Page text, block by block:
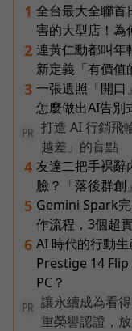
1 全台最大全聯首
害的大型店！為
2 連黃仁勳都叫年
新定義「有價值
3 一張遺照「開口
怎麼做出AI告別
PR
打造 AI 行銷飛
越差」的盲點
4 友達二把手裸辭
臉？「落後群創
5 Gemini Spark
作流程，3個超
6 AI 時代的行動
Prestige 14
PC？
PR
讓永續成為看
重榮譽認證，